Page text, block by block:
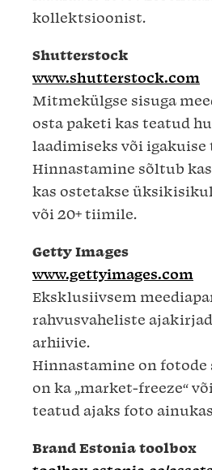
kollektsioonist.
Shutterstock
www.shutterstock.com
Mitmekülgse sisuga
osta paketi kas teatud
laadimiseks või
Hinnastamine sõltub
kas ostetakse
või 20+ tiimile.
Getty Images
www.gettyimages.com
Eksklusiivsem
rahvusvaheliste
arhiivie.
Hinnastamine on fotode
on ka „market-freeze“
teatud ajaks foto
Brand Estonia toolbox